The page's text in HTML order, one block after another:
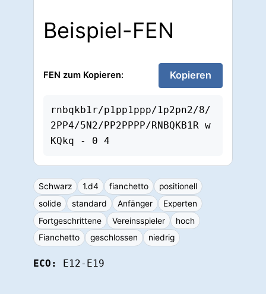
Beispiel-FEN
FEN zum Kopieren: Kopieren
rnbqkb1r/p1pp1ppp/1p2pn2/8/
2PP4/5N2/PP2PPPP/RNBQKB1R w
KQkq - 0 4
Schwarz 1.d4 fianchetto
positionell
solide
standard Anfänger
Experten
Fortgeschrittene
Vereinsspieler
hoch
Fianchetto
geschlossen niedrig
ECO: E12-E19